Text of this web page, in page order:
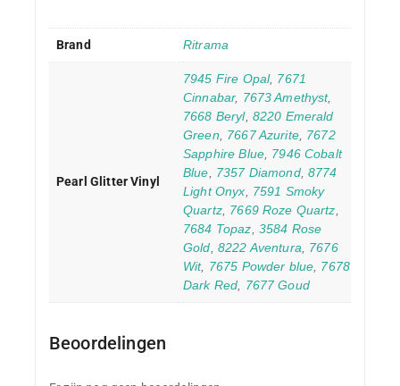
Brand Ritrama
Pearl Glitter Vinyl
7945 Fire Opal, 7671
Cinnabar, 7673 Amethyst,
7668 Beryl, 8220 Emerald
Green, 7667 Azurite, 7672
Sapphire Blue, 7946 Cobalt
Blue, 7357 Diamond,8774
Light Onyx, 7591 Smoky
Quartz, 7669 Roze Quartz,
7684 Topaz, 3584 Rose
Gold, 8222 Aventura, 7676
Wit, 7675 Powder blue, 7678
Dark Red, 7677 Goud
Beoordelingen